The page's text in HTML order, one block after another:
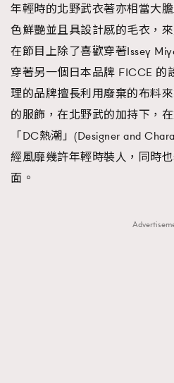
年輕時的北野武衣著亦相當大
色鮮艷並且具設計感的毛衣，
在節目上除了喜歡穿著Issey
穿著另一個日本品牌 FICCE 的
理的品牌擅長利用廢棄的布料
的服飾，在北野武的加持下，
「DC熱潮」(Designer and
經風靡幾許年輕時裝人，同時
面。